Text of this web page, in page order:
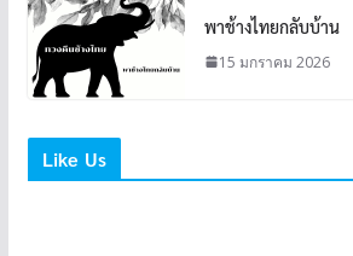
พาช้างไทยกลับบ้าน
15 มกราคม 2026
Like Us